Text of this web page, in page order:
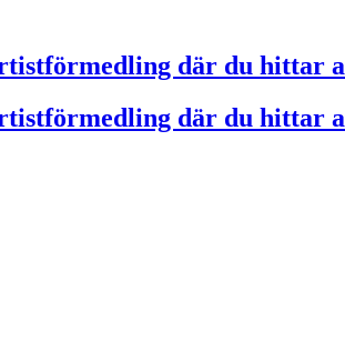
där du hittar
där du hittar